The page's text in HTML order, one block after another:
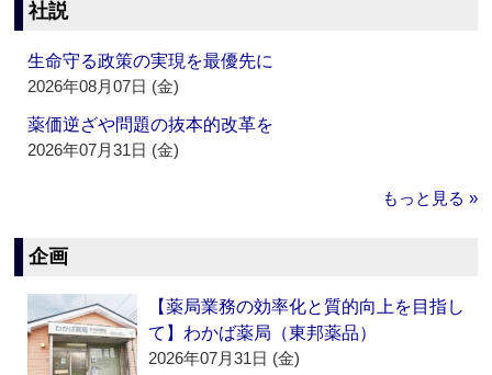
社説
生命守る政策の実現を最優先に
2026年08月07日 (金)
薬価逆ざや問題の抜本的改革を
2026年07月31日 (金)
もっと見る »
企画
【薬局業務の効率化と質的向上を目指し
て】わかば薬局（東邦薬品）
2026年07月31日 (金)